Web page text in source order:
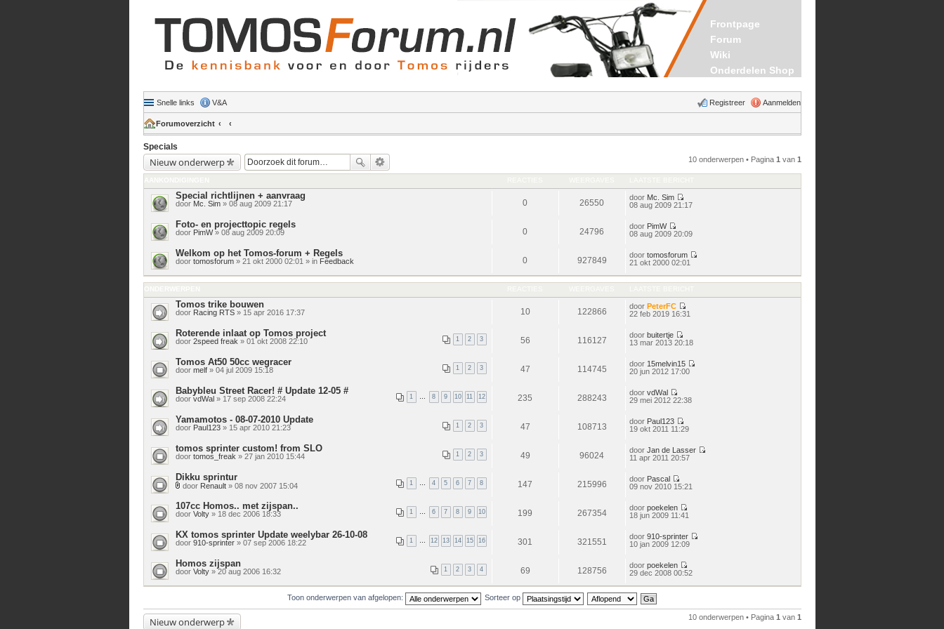
Frontpage
Forum
Wiki
Onderdelen Shop
Snelle links V&A Aanmelden
Registreer
Forumoverzicht
Specials
Nieuw onderwerp 10 onderwerpen • Pagina 1 van 1
Special richtlijnen + aanvraag
door Mc. Sim» 08 aug 2009 21:17 0 26550
door Mc. Sim
Bekijk
08 aug 2009 21:17
Foto- en projecttopic regels
door PimW» 08 aug 2009 20:09 0 24796
door PimW
Bekijk
08 aug 2009 20:09
Welkom op het Tomos-forum + Regels
door tomosforum» 21 okt 2000 02:01 » in Feedback 0 927849
door tomosforum
bericht
21 okt 2000 02:01
Tomos trike bouwen
door Racing RTS» 15 apr 2016 17:37 10 122866
door PeterFC
Bekijk
22 feb 2019 16:31
Roterende inlaat op Tomos project
1 2 3
door 2speed freak » 01 okt 2008 22:10 56 116127
door buitertje
Bekijk
13 mar 2013 20:18
Tomos At50 50cc wegracer
1 2 3
door melf» 04 jul 2009 15:18 47 114745
door 15melvin15
20 jun 2012 17:00
Babybleu Street Racer! # Update 12-05 #
1 8 9 10 11 12
doorvdWal» 17 sep 2008 22:24 235 288243
door vdWal
Bekijk
29 mei 2012 22:38
Yamamotos - 08-07-2010 Update
1 2 3
door Paul123» 15 apr 2010 21:23 47 108713
door Paul123
Bekijk
19 okt 2011 11:29
tomos sprinter custom! from SLO
1 2 3
door tomos_freak » 27 jan 2010 15:44 49 96024
door Jan de Lasser
11 apr 2011 20:57
Dikku sprintur
1 4 5 6 7 8
door Renault» 08 nov 2007 15:04 147 215996
door Pascal
Bekijk
09 nov 2010 15:21
107cc Homos.. met zijspan..
1 6 7 8 9 10
door Volty» 18 dec 2006 18:33 199 267354
door poekelen
Bekijk
18 jun 2009 11:41
KX tomos sprinter Update weelybar 26-10-08
1 12 13 14 15 16
door 910-sprinter» 07 sep 2006 18:22 301 321551
door 910-sprinter
10 jan 2009 12:09
Homos zijspan
1 2 3 4
door Volty» 20 aug 2006 16:32 69 128756
door poekelen
Bekijk
bericht
29 dec 2008 00:52
Toon onderwerpen van afgelopen: Sorteer op
Nieuw onderwerp 10 onderwerpen • Pagina 1 van 1